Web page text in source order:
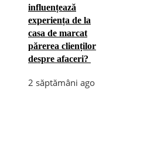
influențează
experiența de la
casa de marcat
părerea clienților
despre afaceri?
2 săptămâni ago